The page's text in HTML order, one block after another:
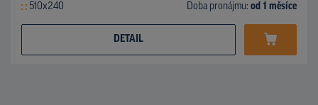
510x240 Doba pronájmu: od 1 měsíce
DETAIL